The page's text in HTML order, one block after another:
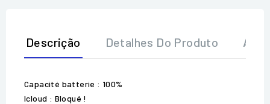
Descrição Detalhes Do Produto
Capacité batterie : 100%
Icloud : Bloqué !